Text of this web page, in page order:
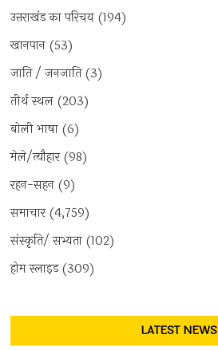
उत्तराखंड का परिचय (194)
खानपान (53)
जाति / जनजाति(3)
तीर्थ स्थल (203)
बोली भाषा (6)
मेले/त्यौहार(98)
रहन-सहन (9)
समाचार(4,759)
संस्कृति/ सभ्यता (102)
होम स्लाइड(309)
LATEST NEWS